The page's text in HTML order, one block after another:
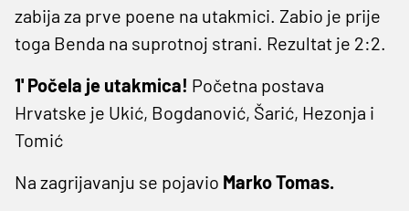
zabija za prve poene na utakmici. Zabio je prije
toga Benda na suprotnoj strani. Rezultat je 2:2.
1' Počela je utakmica! Početna postava
Hrvatske je Ukić, Bogdanović, Šarić, Hezonja i
Tomić
Na zagrijavanju se pojavio Marko Tomas.